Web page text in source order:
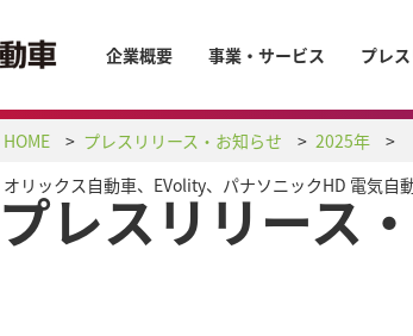
企業概要 事業・サービス プレ
HOME プレスリリース・お知らせ
2025年
オリックス自動車、EVolity、パナソニックHD 電気
プレスリリース